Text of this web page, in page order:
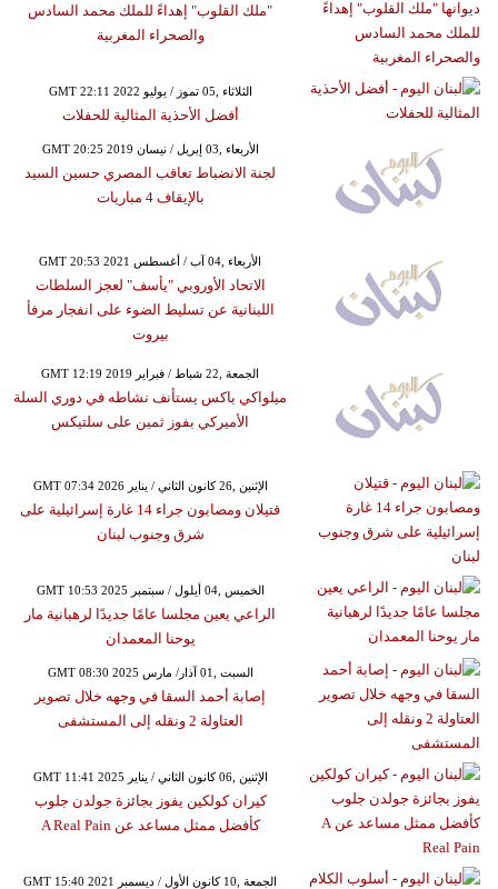
"ملك القلوب" إهداءً للملك محمد السادس
والصحراء المغربية
GMT 22:11 2022 الثلاثاء ,05 تموز / يوليو
أفضل الأحذية المثالية للحفلات
GMT 20:25 2019 الأربعاء ,03 إبريل / نيسان
لجنة الانضباط تعاقب المصري حسين السيد
بالإيقاف 4 مباريات
GMT 20:53 2021 الأربعاء ,04 آب / أغسطس
الاتحاد الأوروبي "يأسف" لعجز السلطات
اللبنانية عن تسليط الضوء على انفجار مرفأ
بيروت
GMT 12:19 2019 الجمعة ,22 شباط / فبراير
ميلواكي باكس يستأنف نشاطه في دوري السلة
الأميركي بفوز ثمين على سلتيكس
GMT 07:34 2026 الإثنين ,26 كانون الثاني / يناير
قتيلان ومصابون جراء 14 غارة إسرائيلية على
شرق وجنوب لبنان
GMT 10:53 2025 الخميس ,04 أيلول / سبتمبر
الراعي يعين مجلسا عامًا جديدًا لرهبانية مار
يوحنا المعمدان
GMT 08:30 2025 السبت ,01 آذار/ مارس
إصابة أحمد السقا في وجهه خلال تصوير
العتاولة 2 ونقله إلى المستشفى
GMT 11:41 2025 الإثنين ,06 كانون الثاني / يناير
كيران كولكين يفوز بجائزة جولدن جلوب
كأفضل ممثل مساعد عن A Real Pain
GMT 15:40 2021 الجمعة ,10 كانون الأول / ديسمبر